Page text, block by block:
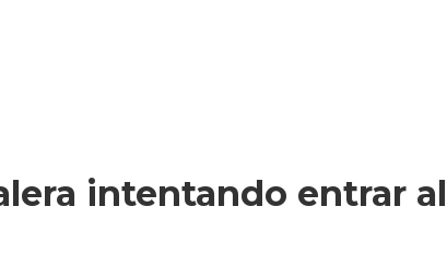
intentando entrar